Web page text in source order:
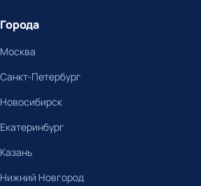
Города
Москва
Санкт-Петербург
Новосибирск
Екатеринбург
Казань
Нижний Новгород